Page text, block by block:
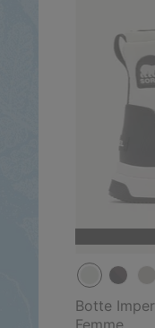
Botte
Femme